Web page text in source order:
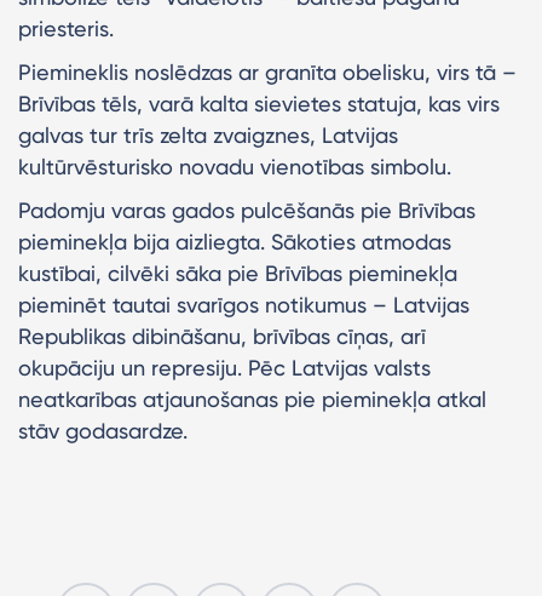
priesteris.
Piemineklis noslēdzas ar granīta obelisku, virs tā –
Brīvības tēls, varā kalta sievietes statuja, kas virs
galvas tur trīs zelta zvaigznes, Latvijas
kultūrvēsturisko novadu vienotības simbolu.
Padomju varas gados pulcēšanās pie Brīvības
pieminekļa bija aizliegta. Sākoties atmodas
kustībai, cilvēki sāka pie Brīvības pieminekļa
pieminēt tautai svarīgos notikumus – Latvijas
Republikas dibināšanu, brīvības cīņas, arī
okupāciju un represiju. Pēc Latvijas valsts
neatkarības atjaunošanas pie pieminekļa atkal
stāv godasardze.